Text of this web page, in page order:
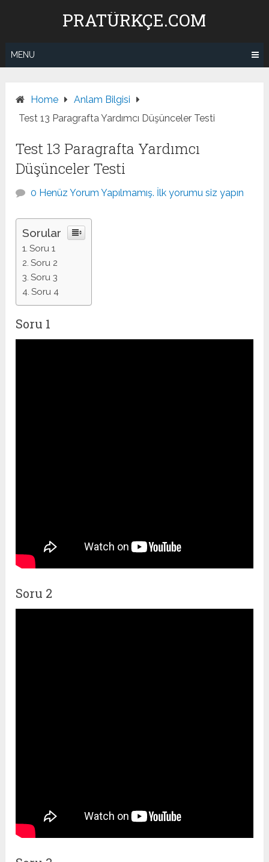
PRATÜRKÇE.COM
MENU
Home
Anlam Bilgisi
Test 13 Paragrafta Yardımcı Düşünceler Testi
Test 13 Paragrafta Yardımcı
Düşünceler Testi
0 Henüz Yorum Yapılmamış. İlk yorumu siz yapın
Sorular
Soru 1
Soru 2
Soru 3
Soru 4
Soru 1
Soru 2